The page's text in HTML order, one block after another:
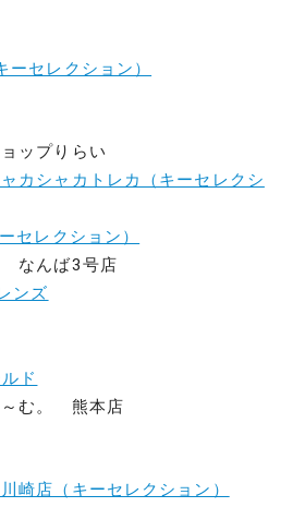
セレクション）
ップりらい
カシャカトレカ（キーセレクシ
セレクション）
なんば3号店
ンズ
ド
～む。 熊本店
崎店（キーセレクション）